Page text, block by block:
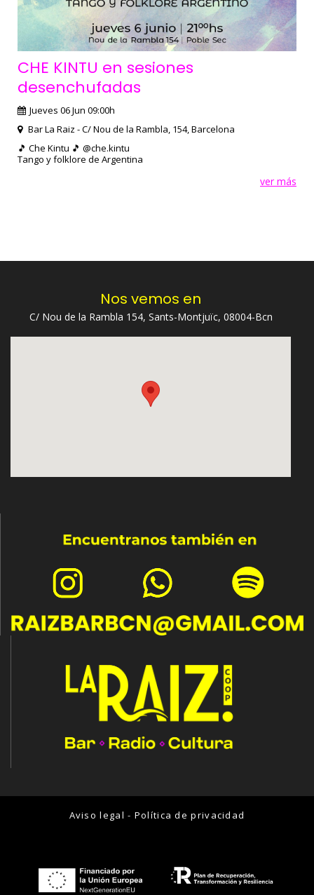
CHE KINTU en sesiones
desenchufadas
Jueves 06 Jun 09:00h
Bar La Raiz - C/ Nou de la Rambla, 154, Barcelona
🎵 Che Kintu 🎵 @che.kintu
Tango y folklore de Argentina
ver más
Nos vemos en
C/ Nou de la Rambla 154, Sants-Montjuïc, 08004-Bcn
Aviso legal - Política de privacidad